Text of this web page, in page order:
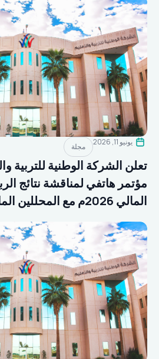
يونيو 11, 2026 مجلة
تعلن الشركة الوطنية للتربية
مؤتمر هاتفي لمناقشة نتائج
المالي 2026م مع المحللين الماليين والمستثمرين